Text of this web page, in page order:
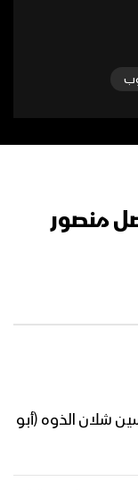
منصور
شلان الذوه (أبو